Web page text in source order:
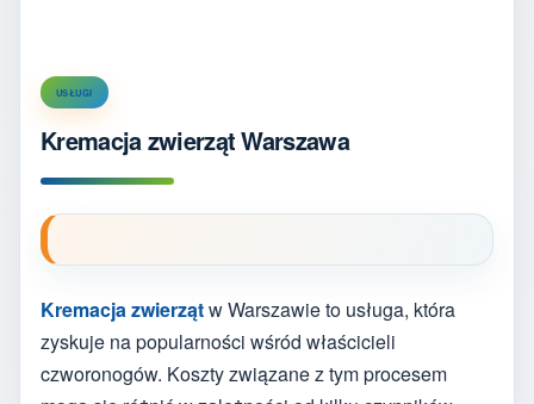
USŁUGI
Kremacja zwierząt Warszawa
Kremacja zwierzątw Warszawie to usługa, która
zyskuje na popularności wśród właścicieli
czworonogów. Koszty związane z tym procesem